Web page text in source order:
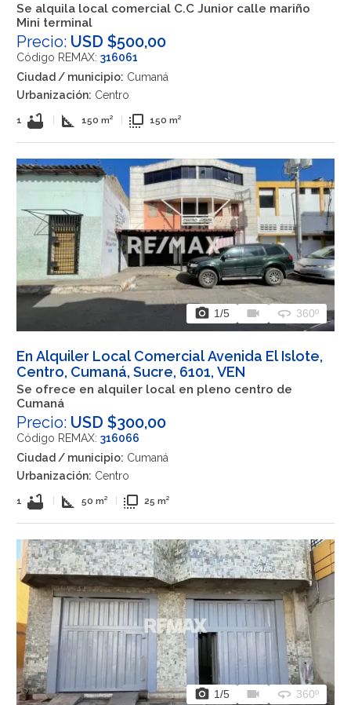
Se alquila local comercial C.C Junior calle mariño
Mini terminal
Precio: USD $500,00
Código REMAX: 316061
Ciudad / municipio: Cumaná
Urbanización: Centro
1 bathtub square_foot 150 m² flip_to_front 150 m²
photo_camera 1/5 videocam 360 360º
En Alquiler Local Comercial Avenida El Islote,
Centro, Cumaná, Sucre, 6101, VEN
Se ofrece en alquiler local en pleno centro de
Cumaná
Precio: USD $300,00
Código REMAX: 316066
Ciudad / municipio: Cumaná
Urbanización: Centro
1 bathtub square_foot 50 m² flip_to_front 25 m²
photo_camera 1/5 videocam 360 360º